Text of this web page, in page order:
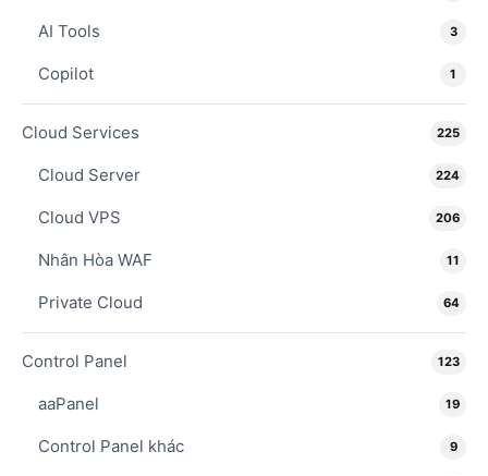
AI Tools 3
Copilot 1
Cloud Services 225
Cloud Server 224
Cloud VPS 206
Nhân Hòa WAF 11
Private Cloud 64
Control Panel 123
aaPanel 19
Control Panel khác 9